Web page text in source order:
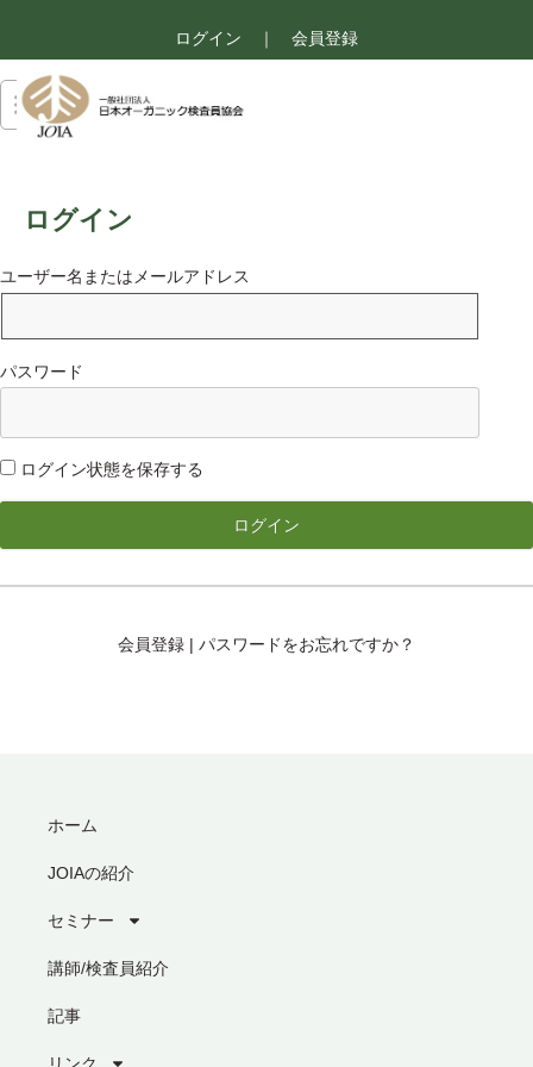
ログイン ｜ 会員登録
ログイン
ユーザー名またはメールアドレス
パスワード
ログイン状態を保存する
会員登録 | パスワードをお忘れですか？
ホーム
JOIAの紹介
セミナー
講師/検査員紹介
記事